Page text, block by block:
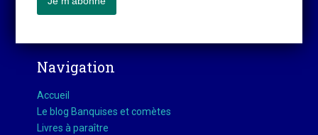
Navigation
Accueil
Le blog Banquises et comètes
Livres à paraître